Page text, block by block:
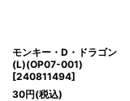
モンキー・D・ドラゴン
(L)(OP07-001)
[240811494]
30円(税込)